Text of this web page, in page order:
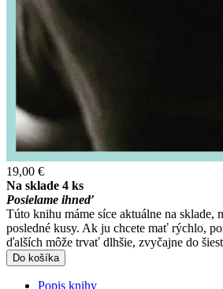
19,00 €
Na sklade 4 ks
Posielame ihneď
Túto knihu máme síce aktuálne na sklade,
posledné kusy. Ak ju chcete mať rýchlo,
ďalších môže trvať dlhšie, zvyčajne do
Do košíka
Popis knihy